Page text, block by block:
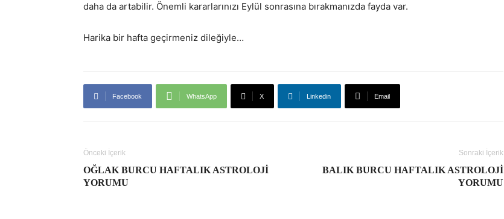
daha da artabilir. Önemli kararlarınızı Eylül sonrasına bırakmanızda fayda var.
Harika bir hafta geçirmeniz dileğiyle…
Facebook WhatsApp X Linkedin Email
Önceki İçerik
OĞLAK BURCU HAFTALIK ASTROLOJI
YORUMU
Sonraki İçerik
BALIK BURCU HAFTALIK ASTROLOJI
YORUMU